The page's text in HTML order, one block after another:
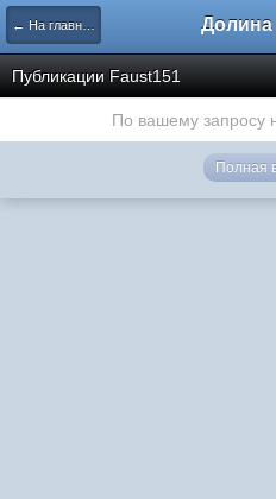
← На главную Долина
Публикации Faust151
По вашему запросу
Полная